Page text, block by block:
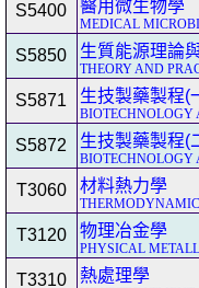
S5400 醫用微生物學
MEDICAL
S5850 生質能源理論
THEORY AND
S5871 生技製藥製程(
BIOTECHNOLOGY
S5872 生技製藥製程(
BIOTECHNOLOGY
T3060 材料熱力學
T3120 物理冶金學
PHYSICAL
T3310 熱處理學